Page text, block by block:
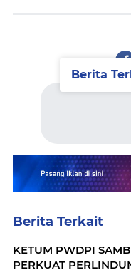
Berita Terkait
KETUM PWDPI
PERKUAT
Berita